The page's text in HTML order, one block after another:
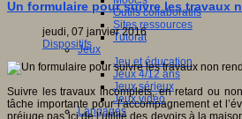
Outils collaboratifs
Sites ressources
Tutorat
Jeux
Jeu et éducation
Jeux 4/12 ans
Jeux sérieux
Jeux vidéo
Langages
Un formulaire pour suivre les travaux
jeudi, 07 janvier 2016
Dispositifs
Suivre les travaux incomplets, en retard ou
tâche importante pour l’accompagnement et